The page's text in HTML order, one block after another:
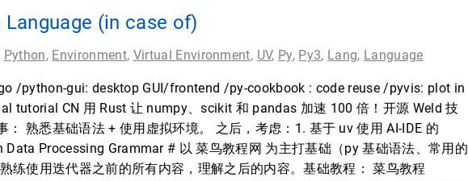
(in case of)
Python, Environment, Virtual Environment, UV, Py, Py3, Lang, Language
/python-gui: desktop GUI/frontend /py-cookbook : code reuse /pyvis: plot in
tutorial CN 用 Rust 让 numpy、scikit 和 pandas 加速 100 倍！开源 Weld 技
： 熟悉基础语法 + 使用虚拟环境。 之后，考虑：1. 基于 uv 使用 AI-IDE 的
Data Processing Grammar # 以 菜鸟教程网 为主打基础（py 基础语法、常用的
练使用迭代器之前的所有内容，理解之后的内容。基础教程： 菜鸟教程